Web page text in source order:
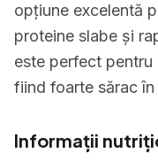
opțiune excelentă
proteine slabe și
este perfect pentru
fiind foarte sărac
Informații